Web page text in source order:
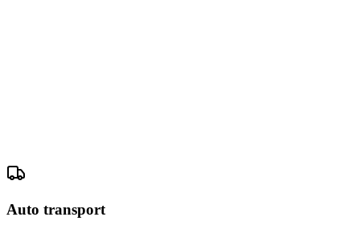
Auto transport